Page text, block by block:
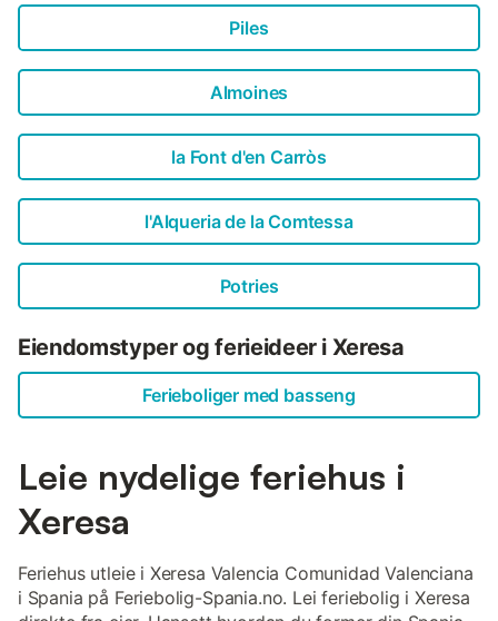
Piles
Almoines
la Font d'en Carròs
l'Alqueria de la Comtessa
Potries
Eiendomstyper og ferieideer i Xeresa
Ferieboliger med basseng
Leie nydelige feriehus i
Xeresa
Feriehus utleie i Xeresa Valencia Comunidad Valenciana
i Spania på Feriebolig-Spania.no. Lei feriebolig i Xeresa